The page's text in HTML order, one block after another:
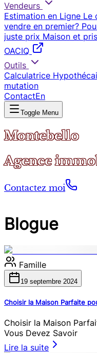
Vendeurs
Estimation en Ligne Le
vendre en premier?
juste prix Maison et
OACIQ
Outils
Calculatrice
mutation
ContactEn
Toggle Menu
Montebello
Agence
Contactez moi
Blogue
Famille
19 septembre 2024
Choisir la Maison Parfaite
Choisir la Maison
Vous Devez Savoir
Lire la suite